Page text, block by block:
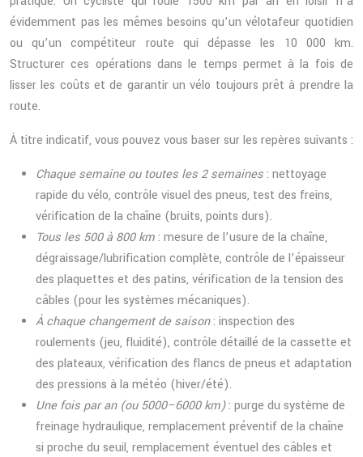
évidemment pas les mêmes besoins qu’un vélotafeur quotidien
ou qu’un compétiteur route qui dépasse les 10 000 km.
Structurer ces opérations dans le temps permet à la fois de
lisser les coûts et de garantir un vélo toujours prêt à prendre la
route.
À titre indicatif, vous pouvez vous baser sur les repères suivants :
Chaque semaine ou toutes les 2 semaines: nettoyage
rapide du vélo, contrôle visuel des pneus, test des freins,
vérification de la chaîne (bruits, points durs).
Tous les 500 à 800 km: mesure de l’usure de la chaîne,
dégraissage/lubrification complète, contrôle de l’épaisseur
des plaquettes et des patins, vérification de la tension des
câbles (pour les systèmes mécaniques).
À chaque changement de saison: inspection des
roulements (jeu, fluidité), contrôle détaillé de la cassette et
des plateaux, vérification des flancs de pneus et adaptation
des pressions à la météo (hiver/été).
Une fois par an (ou 5000–6000 km): purge du système de
freinage hydraulique, remplacement préventif de la chaîne
si proche du seuil, remplacement éventuel des câbles et